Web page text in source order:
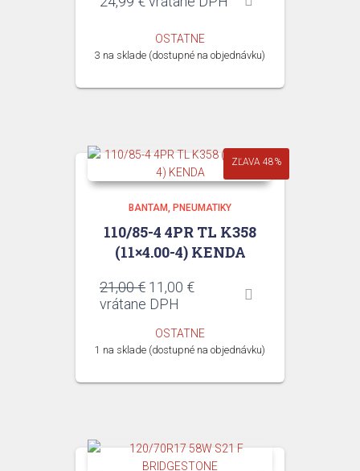
OSTATNE
3 na sklade (dostupné na objednávku)
ZĽAVA 48%
BANTAM PNEUMATIKY
110/85-4 4PR TL K358
(11×4.00-4) KENDA
21,00€ Pôvodná
cena
21,00 €.
11,00 €Aktuálna
11,00 €.
vrátane DPH
OSTATNE
1 na sklade (dostupné na objednávku)